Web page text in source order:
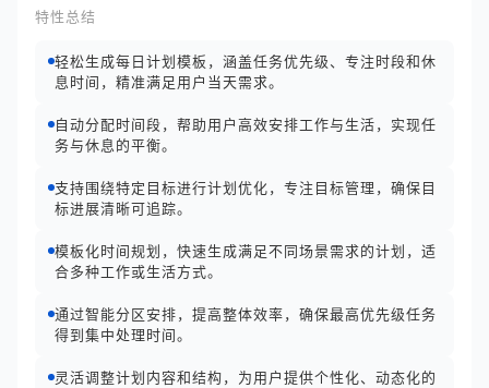
特性总结
轻松生成每日计划模板，涵盖任务优先级、专注时段和休
息时间，精准满足用户当天需求。
自动分配时间段，帮助用户高效安排工作与生活，实现任
务与休息的平衡。
支持围绕特定目标进行计划优化，专注目标管理，确保目
标进展清晰可追踪。
模板化时间规划，快速生成满足不同场景需求的计划，适
合多种工作或生活方式。
通过智能分区安排，提高整体效率，确保最高优先级任务
得到集中处理时间。
灵活调整计划内容和结构，为用户提供个性化、动态化的